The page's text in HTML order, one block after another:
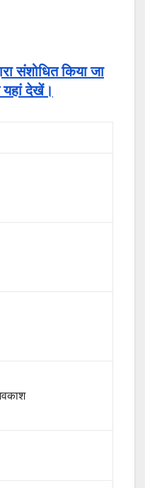
संशोधित किया जा
यहां देखें।